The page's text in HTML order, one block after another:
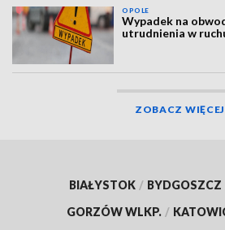
OPOLE
Wypadek na
utrudnienia w
ZOBACZ WIĘCEJ
BIAŁYSTOK / BYDGOSZCZ
GORZÓW WLKP. /